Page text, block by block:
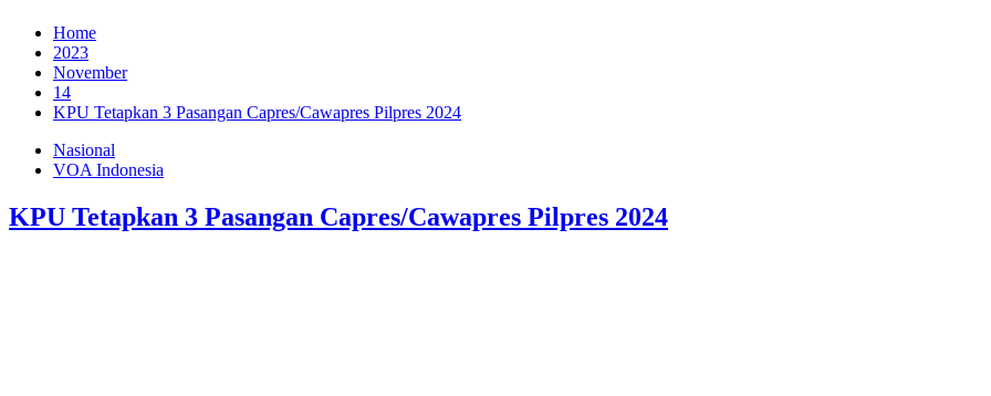
Home
2023
November
14
KPU Tetapkan 3 Pasangan Capres/Cawapres Pilpres 2024
Nasional
VOA Indonesia
KPU Tetapkan 3 Pasangan Capres/Cawapres Pilpres 2024